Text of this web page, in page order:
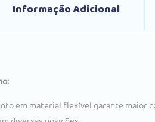
Informação Adicional
em material flexível garante maior